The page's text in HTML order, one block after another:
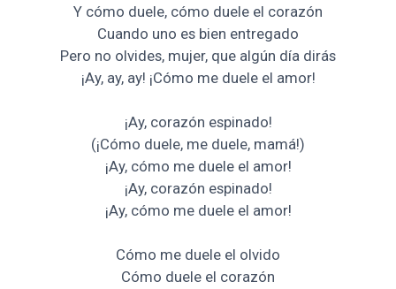
Y cómo duele, cómo duele el corazón
Cuando uno es bien entregado
Pero no olvides, mujer, que algún día dirás
¡Ay, ay, ay! ¡Cómo me duele el amor!
¡Ay, corazón espinado!
(¡Cómo duele, me duele, mamá!)
¡Ay, cómo me duele el amor!
¡Ay, corazón espinado!
¡Ay, cómo me duele el amor!
Cómo me duele el olvido
Cómo duele el corazón